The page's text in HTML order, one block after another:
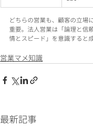
どちらの営業も、顧客の立場
重要。法人営業は「論理と信
情とスピード」を意識すると
営業マメ知識
最新記事